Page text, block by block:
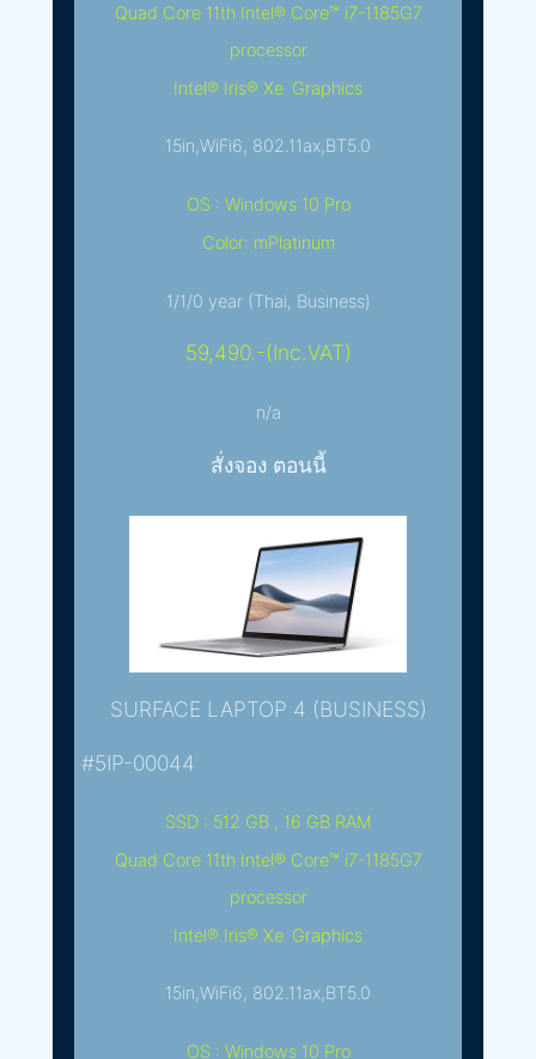
Quad Core 11th Intel® Core™ i7-1185G7
processor
Intel® Iris® Xe Graphics
15in,WiFi6, 802.11ax,BT5.0
OS : Windows 10 Pro
Color: mPlatinum
1/1/0 year (Thai, Business)
59,490.-(Inc.VAT)
n/a
สั่งจอง ตอนนี้
SURFACE LAPTOP 4 (BUSINESS)
#5IP-00044
SSD : 512 GB , 16 GB RAM
Quad Core 11th Intel® Core™ i7-1185G7
processor
Intel® Iris® Xe Graphics
15in,WiFi6, 802.11ax,BT5.0
OS : Windows 10 Pro